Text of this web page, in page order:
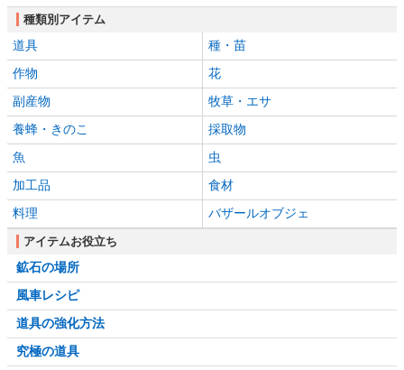
種類別アイテム
道具
種・苗
作物
花
副産物
牧草・エサ
養蜂・きのこ
採取物
魚
虫
加工品
食材
料理
バザールオブジェ
アイテムお役立ち
鉱石の場所
風車レシピ
道具の強化方法
究極の道具